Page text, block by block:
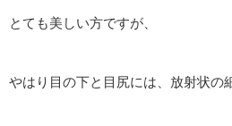
とても美しい方ですが、
やはり目の下と目尻には、放射状